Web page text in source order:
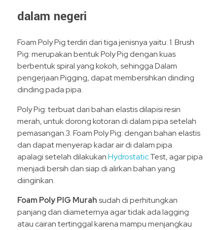
dalam negeri
Foam Poly Pig terdiri dari tiga jenisnya yaitu: 1. Brush
Pig: merupakan bentuk Poly Pig dengan kuas
berbentuk spiral yang kokoh, sehingga Dalam
pengerjaan Pigging, dapat membersihkan dinding
dinding pada pipa.
Poly Pig: terbuat dari bahan elastis dilapisi resin
merah, untuk dorong kotoran di dalam pipa setelah
pemasangan.3. Foam Poly Pig: dengan bahan elastis
dan dapat menyerap kadar air di dalam pipa.
apalagi setelah dilakukanHydrostaticTest, agar pipa
menjadi bersih dan siap di alirkan bahan yang
diinginkan.
Foam Poly PIG Murahsudah di perhitungkan
panjang dan diameternya agar tidak ada lagging
atau cairan tertinggal karena mampu menjangkau